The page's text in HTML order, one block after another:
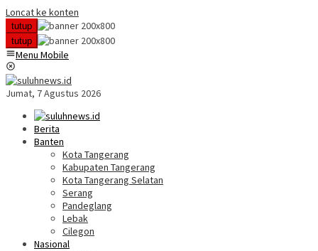
Loncat ke konten
tutup
tutup
Menu Mobile
Jumat, 7 Agustus 2026
Berita
Banten
Kota Tangerang
Kabupaten Tangerang
Kota Tangerang Selatan
Serang
Pandeglang
Lebak
Cilegon
Nasional